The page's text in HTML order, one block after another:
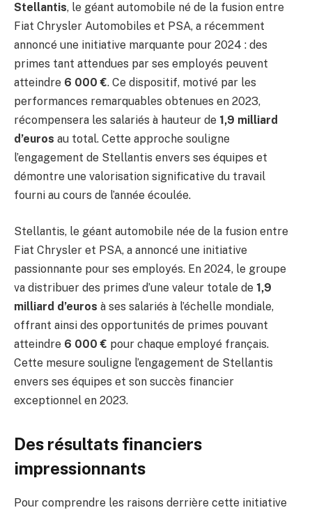
Stellantis, le géant automobile né de la fusion entre
Fiat Chrysler Automobiles et PSA, a récemment
annoncé une initiative marquante pour 2024 : des
primes tant attendues par ses employés peuvent
atteindre 6 000 €. Ce dispositif, motivé par les
performances remarquables obtenues en 2023,
récompensera les salariés à hauteur de 1,9 milliard
d’euros au total. Cette approche souligne
l’engagement de Stellantis envers ses équipes et
démontre une valorisation significative du travail
fourni au cours de l’année écoulée.
Stellantis, le géant automobile née de la fusion entre
Fiat Chrysler et PSA, a annoncé une initiative
passionnante pour ses employés. En 2024, le groupe
va distribuer des primes d’une valeur totale de 1,9
milliard d’euros à ses salariés à l’échelle mondiale,
offrant ainsi des opportunités de primes pouvant
atteindre 6 000 € pour chaque employé français.
Cette mesure souligne l’engagement de Stellantis
envers ses équipes et son succès financier
exceptionnel en 2023.
Des résultats financiers
impressionnants
Pour comprendre les raisons derrière cette initiative